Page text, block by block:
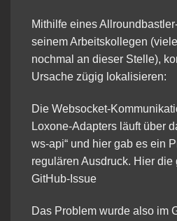
Mithilfe eines
seinem Arbeitskollegen
nochmal an dieser Stelle),
Ursache zügig lokalisieren:
Die Websocket-
Loxone-Adapters läuft über
ws-api“ und hier gab es ein
regulären Ausdruck. Hier die
GitHub-Issue
Das Problem wurde also im